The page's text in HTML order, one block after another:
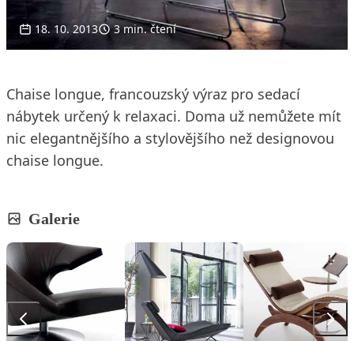
18. 10. 2013 3 min. čtení
Chaise longue, francouzský výraz pro sedací
nábytek určený k relaxaci. Doma už nemůžete mít
nic elegantnějšího a stylovějšího než designovou
chaise longue.
Galerie